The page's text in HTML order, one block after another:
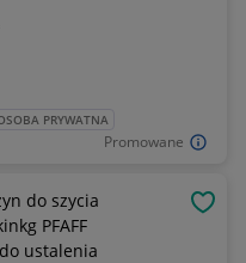
Promowane
PRYWATNA
do szycia
PFAFF
ustalenia